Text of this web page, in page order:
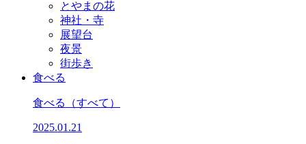
とやまの花
神社・寺
展望台
夜景
街歩き
食べる
食べる （すべて）
2025.01.21